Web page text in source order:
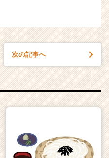
次の記事へ